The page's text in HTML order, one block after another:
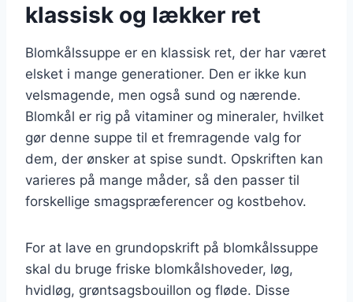
klassisk og lækker ret
Blomkålssuppe er en klassisk ret, der har været
elsket i mange generationer. Den er ikke kun
velsmagende, men også sund og nærende.
Blomkål er rig på vitaminer og mineraler, hvilket
gør denne suppe til et fremragende valg for
dem, der ønsker at spise sundt. Opskriften kan
varieres på mange måder, så den passer til
forskellige smagspræferencer og kostbehov.
For at lave en grundopskrift på blomkålssuppe
skal du bruge friske blomkålshoveder, løg,
hvidløg, grøntsagsbouillon og fløde. Disse